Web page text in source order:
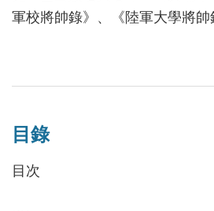
軍校將帥錄》、《陸軍大學將
將帥錄》，以及黃埔軍校研究論
目錄
目次